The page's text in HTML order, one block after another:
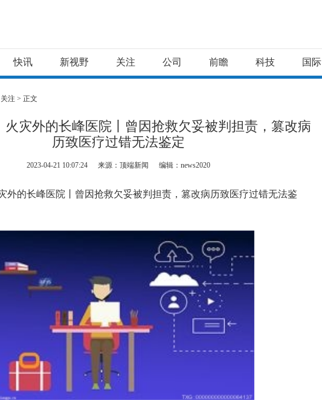
快讯 新视野 关注 公司 前瞻 科技 国际
关注 > 正文
火灾外的长峰医院丨曾因抢救欠妥被判担责，篡改病
历致医疗过错无法鉴定
2023-04-21 10:07:24 来源：顶端新闻 编辑：news2020
外的长峰医院丨曾因抢救欠妥被判担责，篡改病历致医疗过错无法鉴